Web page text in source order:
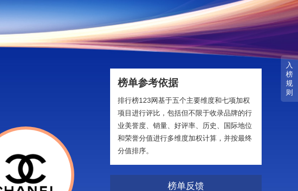
入
榜
规
则
榜单参考依据
排行榜123网基于五个主要维度和七项加权
项目进行评比，包括但不限于收录品牌的行
业美誉度、销量、好评率、历史、国际地位
和荣誉分值进行多维度加权计算，并按最终
分值排序。
榜单反馈